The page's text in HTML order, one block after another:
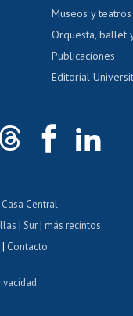
Acoso
Museos y teatros
Orquesta, ballet
Publicaciones
Editorial
Casa Central
| Sur| más recintos
| Contacto